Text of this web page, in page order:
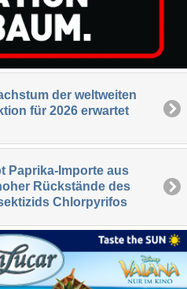
der weltweiten
für 2026 erwartet
Paprika-Importe aus
Rückstände des
Chlorpyrifos